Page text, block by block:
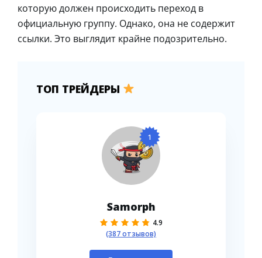
которую должен происходить переход в
официальную группу. Однако, она не содержит
ссылки. Это выглядит крайне подозрительно.
ТОП ТРЕЙДЕРЫ
1
Samorph
4.9
(387 отзывов)